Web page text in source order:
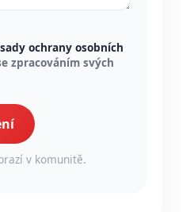
ochrany osobních
zpracováním svých
v komunitě.